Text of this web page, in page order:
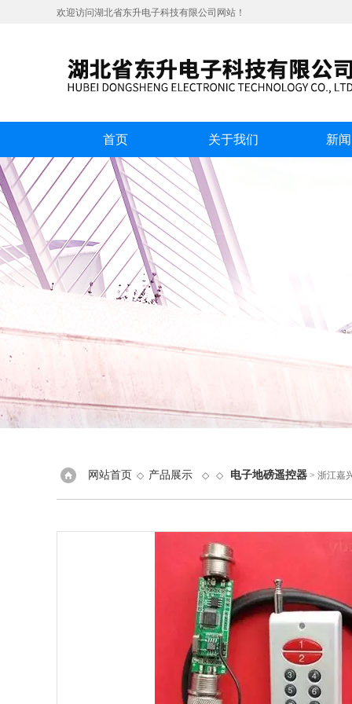
欢迎访问湖北省东升电子科技有限公司网站！
首页 关于我们 新
网站首页 ◇ 产品展示 ◇ ◇ 电子地磅遥控器 > 浙江嘉